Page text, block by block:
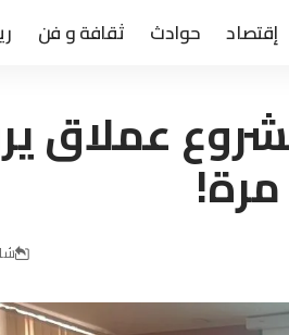
إقتصاد حوادث ثقافة و فن
عملاق
مرة!